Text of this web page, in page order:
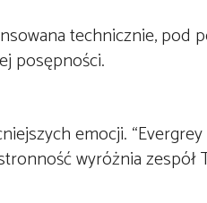
technicznie, pod
posępności.
emocji.
wyróżnia zespół